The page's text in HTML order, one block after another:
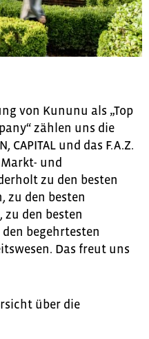
von Kununu als „Top
zählen uns die
CAPITAL und das F.A.Z.
und
zu den besten
zu den besten
den besten
begehrtesten
Das freut uns
über die